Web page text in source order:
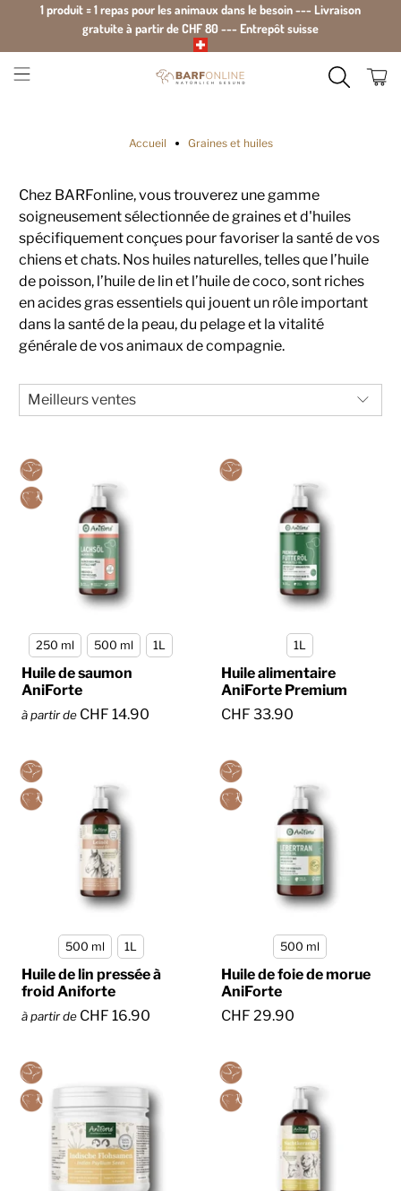
1 produit = 1 repas pour les animaux dans le besoin --- Livraison
gratuite à partir de CHF 80 --- Entrepôt suisse
Accueil Graines et huiles
Chez BARFonline, vous trouverez une gamme
soigneusement sélectionnée de graines et d'huiles
spécifiquement conçues pour favoriser la santé de vos
chiens et chats. Nos huiles naturelles, telles que l’huile
de poisson, l’huile de lin et l’huile de coco, sont riches
en acides gras essentiels qui jouent un rôle important
dans la santé de la peau, du pelage et la vitalité
générale de vos animaux de compagnie.
250 ml 500 ml 1L
Huile de saumon
AniForte
à partir de CHF 14.90
1L
Huile alimentaire
AniForte Premium
CHF 33.90
500 ml 1L
Huile de lin pressée à
froid Aniforte
à partir de CHF 16.90
500 ml
Huile de foie de morue
AniForte
CHF 29.90